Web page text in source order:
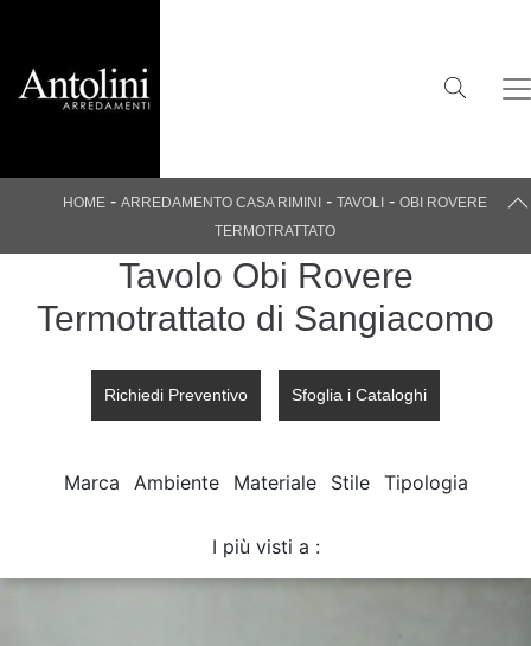
HOME- ARREDAMENTO CASA RIMINI - TAVOLI - OBI ROVERE
TERMOTRATTATO
Tavolo Obi Rovere
Termotrattato di Sangiacomo
Richiedi Preventivo Sfoglia i Cataloghi
Marca Ambiente Materiale Stile Tipologia
I più visti a :